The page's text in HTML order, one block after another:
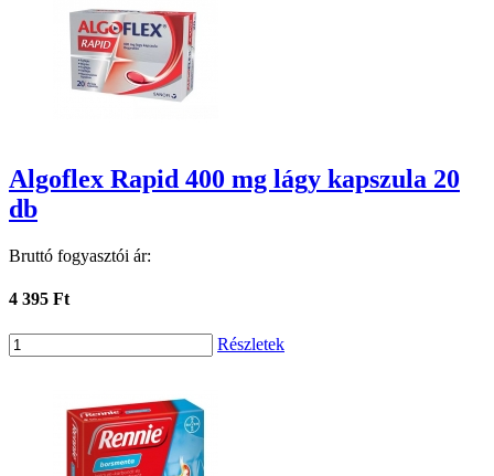
Algoflex Rapid 400 mg lágy kapszula 20
db
Bruttó fogyasztói ár:
4 395 Ft
Részletek